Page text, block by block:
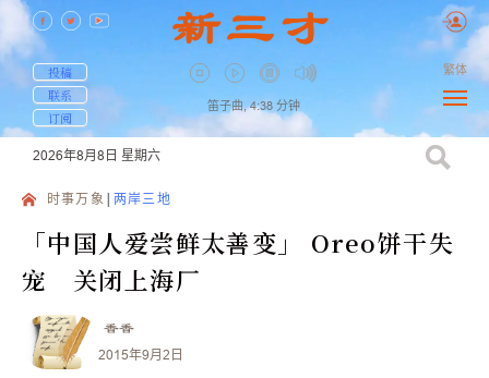
投稿
联系
订阅
笛子曲, 4:38 分钟
繁体
2026年8月8日 星期六
时事万象 两岸三地
「中国人爱尝鲜太善变」 Oreo饼干失
宠 关闭上海厂
香香
2015年9月2日